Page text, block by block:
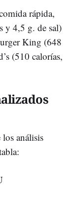
rápida,
y 4,5 g. de sal)
King (648
(510 calorías,
análisis